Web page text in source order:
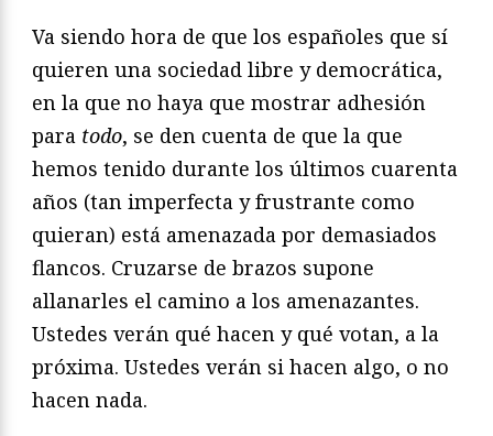
Va siendo hora de que los españoles que sí
quieren una sociedad libre y democrática,
en la que no haya que mostrar adhesión
para todo, se den cuenta de que la que
hemos tenido durante los últimos cuarenta
años (tan imperfecta y frustrante como
quieran) está amenazada por demasiados
flancos. Cruzarse de brazos supone
allanarles el camino a los amenazantes.
Ustedes verán qué hacen y qué votan, a la
próxima. Ustedes verán si hacen algo, o no
hacen nada.